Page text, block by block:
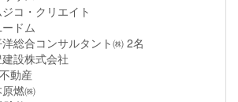
コ・クリエイト
ドム
総合コンサルタント㈱ 2名
設株式会社
動産
原燃㈱